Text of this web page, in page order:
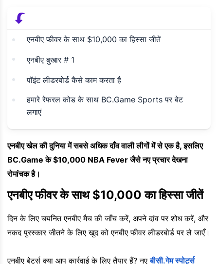
एनबीए फीवर के साथ $10,000 का हिस्सा जीतें
एनबीए बुखार # 1
पॉइंट लीडरबोर्ड कैसे काम करता है
हमारे रेफरल कोड के साथ BC.Game Sports पर बेट
लगाएं
एनबीए खेल की दुनिया में सबसे अधिक दाँव वाली लीगों में से एक है, इसलिए
BC.Game के $10,000 NBA Fever जैसे नए प्रचार देखना
रोमांचक है।
एनबीए फीवर के साथ $10,000 का हिस्सा जीतें
दिन के लिए चयनित एनबीए मैच की जाँच करें, अपने दांव पर शोध करें, और
नकद पुरस्कार जीतने के लिए खुद को एनबीए फीवर लीडरबोर्ड पर ले जाएँ।
एनबीए बेटर्स क्या आप कार्रवाई के लिए तैयार हैं? नएबीसी.गेम स्पोर्ट्स